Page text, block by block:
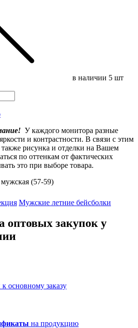
в наличии 5 шт
У каждого монитора разные
и контрастности. В связи с этим
также рисунка и отделки на Вашем
по оттенкам от фактических
это при выборе товара.
(57-59)
Мужские летние бейсболки
оптовых закупок у
к основному заказу
на продукцию